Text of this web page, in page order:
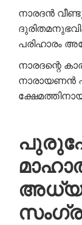
നാരദൻ
പരിഹാരം
നാരദന്റെ
നാരായണൻ